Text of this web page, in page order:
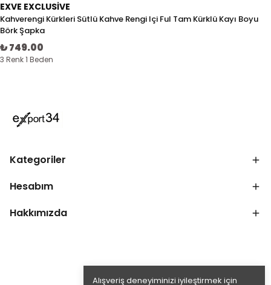
Alışveriş deneyiminizi iyileştirmek için
EXVE EXCLUSIVE
Kahverengi Kürkleri Sütlü Kahve Rengi Içi Ful Tam Kürklü Kayı Boyu
Börk Şapka
₺ 749.00
3 Renk 1 Beden
Kategoriler
Hesabım
Hakkımızda